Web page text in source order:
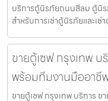
บริการตู้นิรภัยถนนสีลม ตู้นิร
สำหรับการเช่าตู้นิรภัยและเช่
ขายตู้เซฟ กรุงเทพ
พร้อมทีมงานมืออาชี
ขายตู้เซฟ กรุงเทพ บริการ